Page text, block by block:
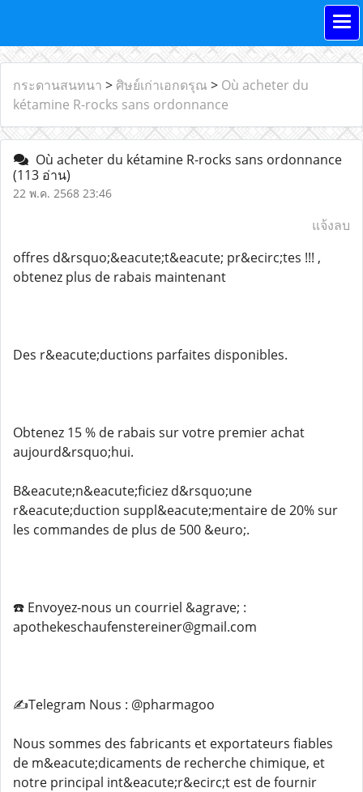
กระดานสนทนา > ศิษย์เก่าเอกดรุณ > Où acheter du
kétamine R-rocks sans ordonnance
Où acheter du kétamine R-rocks sans ordonnance
(113 อ่าน)
22 พ.ค. 2568 23:46
แจ้งลบ
offres d&rsquo;&eacute;t&eacute; pr&ecirc;tes !!! ,
obtenez plus de rabais maintenant
Des r&eacute;ductions parfaites disponibles.
Obtenez 15 % de rabais sur votre premier achat
aujourd&rsquo;hui.
B&eacute;n&eacute;ficiez d&rsquo;une
r&eacute;duction suppl&eacute;mentaire de 20% sur
les commandes de plus de 500 &euro;.
☎️ Envoyez-nous un courriel &agrave; :
apothekeschaufenstereiner@gmail.com
✍️Telegram Nous : @pharmagoo
Nous sommes des fabricants et exportateurs fiables
de m&eacute;dicaments de recherche chimique, et
notre principal int&eacute;r&ecirc;t est de fournir